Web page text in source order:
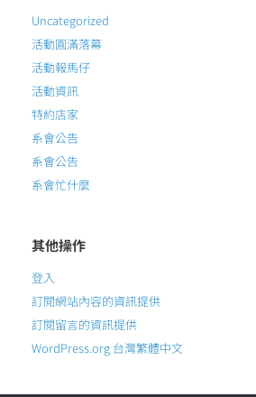
Uncategorized
活動圓滿落幕
活動報馬仔
活動資訊
特約店家
系會公告
系會公告
系會忙什麼
其他操作
登入
訂閱網站內容的資訊提供
訂閱留言的資訊提供
WordPress.org 台灣繁體中文